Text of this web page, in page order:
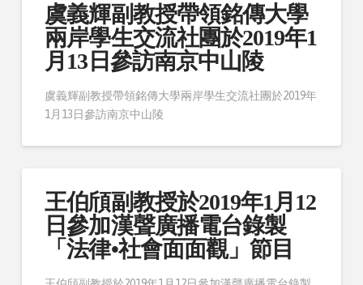
虞義輝副教授帶領銘傳大學
兩岸學生交流社團於2019年1
月13日參訪南京中山陵
虞義輝副教授帶領銘傳大學兩岸學生交流社團於2019年
1月13日參訪南京中山陵
王伯頎副教授於2019年1月12
日參加漢聲廣播電台錄製
「法律•社會面面觀」節目